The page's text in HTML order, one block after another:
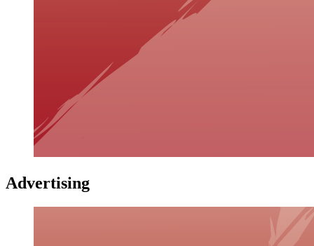
Advertising